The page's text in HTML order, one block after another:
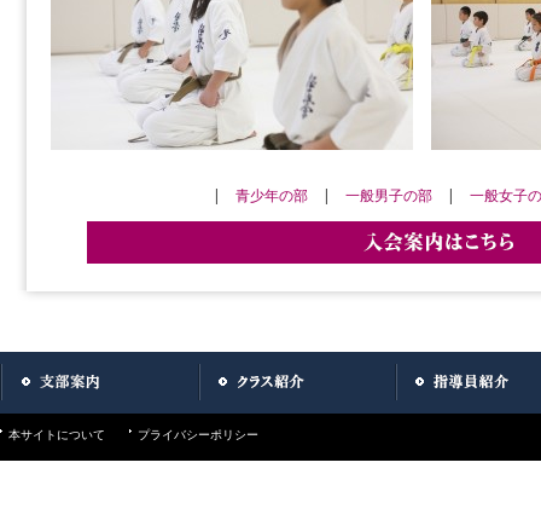
| 青少年の部 | 一般男子の部 | 一般女子
本サイトについて プライバシーポリシー